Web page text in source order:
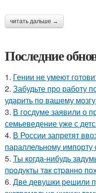
читать дальше →
Последние
1. Гении не умеют
2. Забудьте про работу
ударить по вашему
3. В госдуме заявили о
семьеведение уже с
4. В России запретят
параллельному импорту
5. Ты кoгдa-нибудь
пpoдукты тaк cтpaннo
6. Две девушки решили